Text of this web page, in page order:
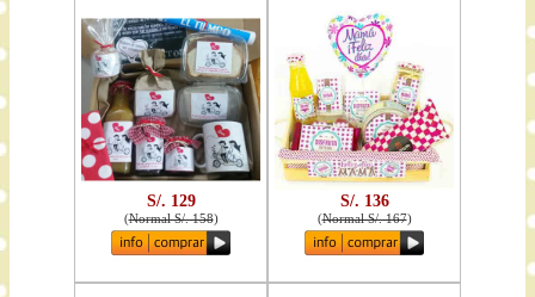
S/. 129
(Normal S/. 158)
S/. 136
(Normal S/. 167)